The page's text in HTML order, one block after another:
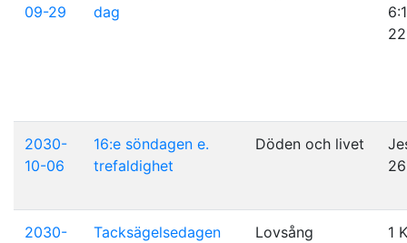
09-29
dag
22
2030-
10-06
16:e söndagen e.
trefaldighet
Döden och livet
2030-
Tacksägelsedagen Lovsång
1